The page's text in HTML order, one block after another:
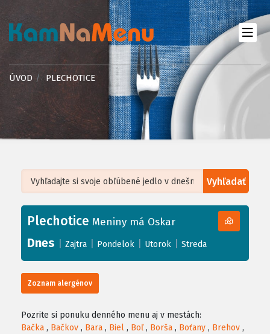
ÚVOD PLECHOTICE
Vyhľadať
+
−
Leaflet| ©OpenStreetMap, Tiles courtesy ofHumanitarian OpenStreetMap
Plechotice Meniny má Oskar
Dnes Zajtra Pondelok Utorok Streda
Zoznam alergénov
Pozrite si ponuku denného menu aj v mestách:
Bačka , Bačkov , Bara , Biel , Boľ, Borša , Boťany , Brehov ,